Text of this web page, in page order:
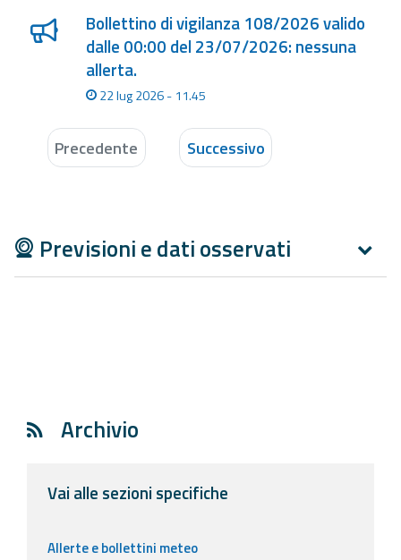
Bollettino di vigilanza 108/2026 valido
dalle 00:00 del 23/07/2026: nessuna
allerta.
22 lug 2026 - 11.45
Precedente Successivo
Previsioni e dati osservati
Archivio
Vai alle sezioni specifiche
Allerte e bollettini meteo